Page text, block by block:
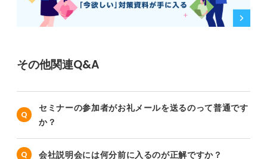
その他関連Q&A
セミナーの参加者がお礼メールを送るのって普通です
か？
会社説明会には何分前に入るのが正解ですか？